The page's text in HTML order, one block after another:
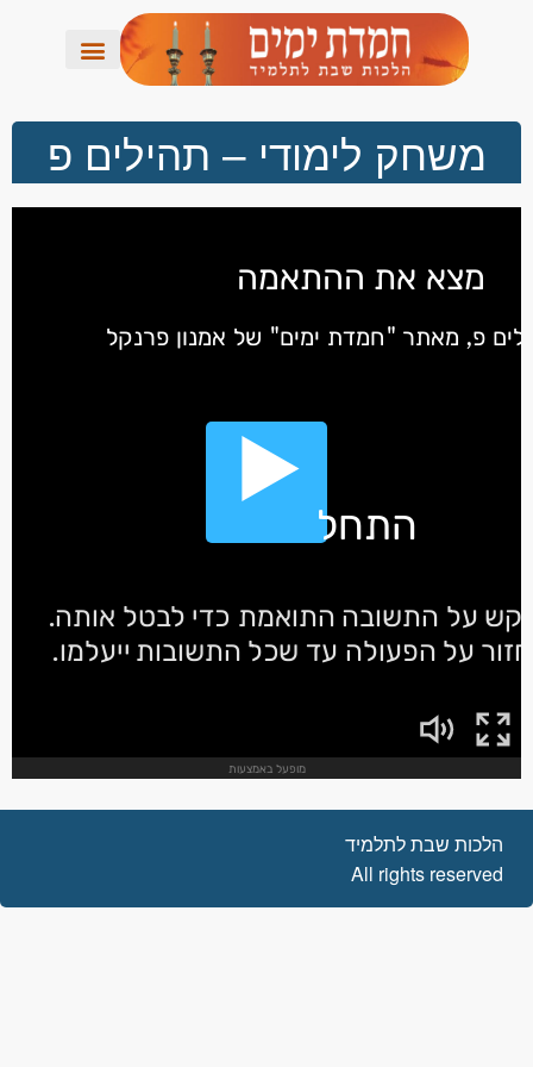
משחק לימודי – תהילים פ
הלכות שבת לתלמיד
All rights reserved